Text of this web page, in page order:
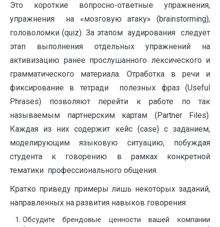
Это короткие вопросно-ответные упражнения,
упражнения на «мозговую атаку» (brainstorming),
головоломки (quiz). За этапом аудирования следует
этап выполнения отдельных упражнений на
активизацию ранее прослушанного лексического и
грамматического материала. Отработка в речи и
фиксирование в тетради полезных фраз (Useful
Phrases) позволяют перейти к работе по так
называемым партнерским картам (Partner Files).
Каждая из них содержит кейс (case) c заданием,
моделирующим языковую ситуацию, побуждая
студента к говорению в рамках конкретной
тематики профессионального общения.
Кратко приведу примеры лишь некоторых заданий,
направленных на развития навыков говорения:
Обсудите брендовые ценности вашей компании